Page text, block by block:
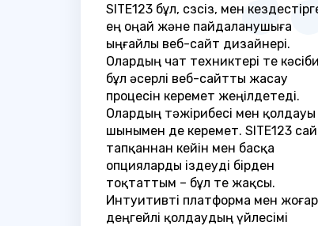
SITE123 бұл, сөзсіз, мен
ең оңай және пайдаланушыға
ыңғайлы веб-сайт дизайнері.
Олардың чат техниктері өте
бұл әсерлі веб-сайтты жасау
процесін керемет жеңілдетеді.
Олардың тәжірибесі мен қолдауы
шынымен де керемет. SITE123
тапқаннан кейін мен басқа
опцияларды іздеуді бірден
тоқтаттым – бұл өте жақсы.
Интуитивті платформа мен
деңгейлі қолдаудың үйлесімі